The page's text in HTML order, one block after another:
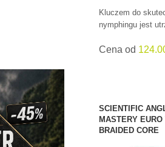
Kluczem do
nymphingu jest
Cena od
SCIENTIFIC
MASTERY
BRAIDED CORE